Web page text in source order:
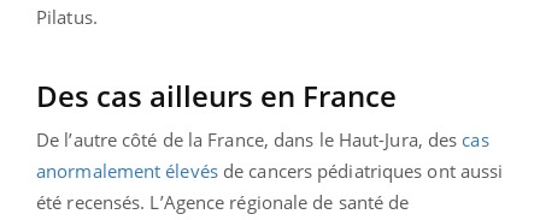
Pilatus.
Des cas ailleurs en France
De l’autre côté de la France, dans le Haut-Jura, des cas
anormalement élevésde cancers pédiatriques ont aussi
été recensés. L’Agence régionale de santé de